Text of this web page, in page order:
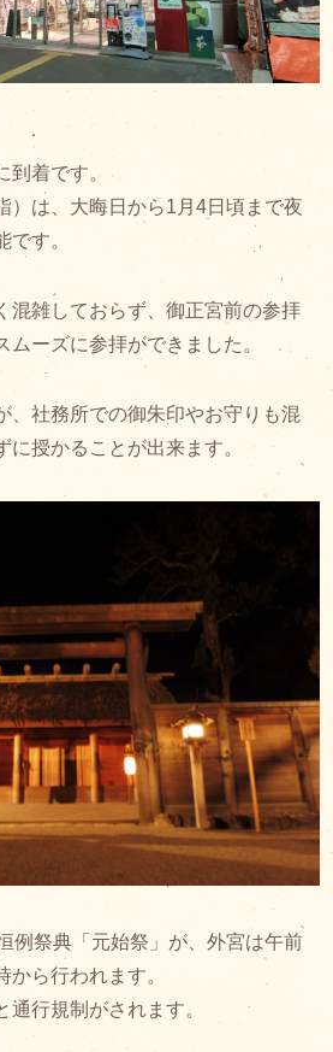
到着です。
）は、大晦日から1月4日頃まで夜
です。
混雑しておらず、御正宮前の参拝
ムーズに参拝ができました。
、社務所での御朱印やお守りも混
に授かることが出来ます。
例祭典「元始祭」が、外宮は午前
から行われます。
通行規制がされます。